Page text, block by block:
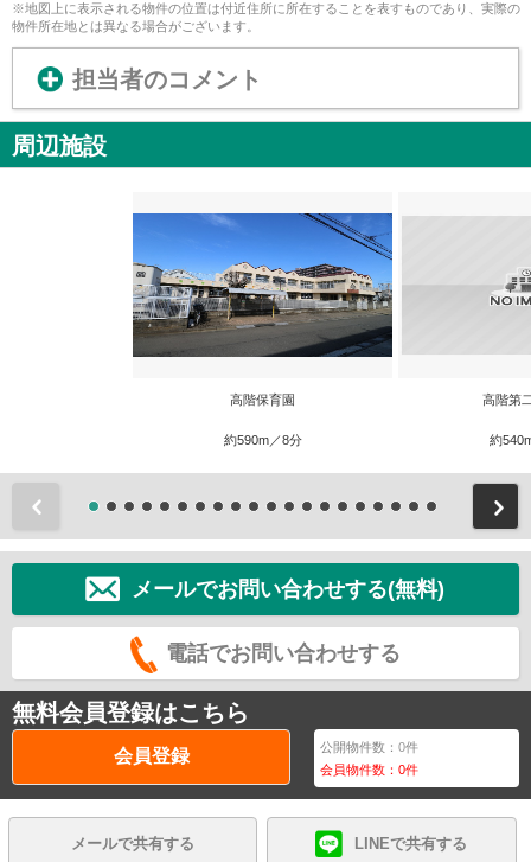
※地図上に表示される物件の位置は付近住所に所在することを表すものであり、実際の
物件所在地とは異なる場合がございます。
担当者のコメント
周辺施設
高階保育園
約590m／8分
高階第
約
メールでお問い合わせする(無料)
電話でお問い合わせする
無料会員登録はこちら
会員登録 公開物件数：0件
会員物件数：0件
メールで共有する LINEで共有する